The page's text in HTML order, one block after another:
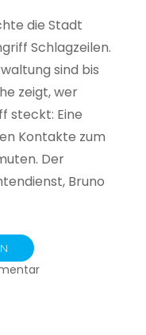
die Stadt
Schlagzeilen.
sind bis
zeigt, wer
steckt: Eine
Kontakte zum
Der
Bruno
zu